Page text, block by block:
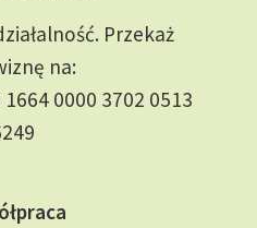
Przekaż
na:
1664 0000 3702 0513